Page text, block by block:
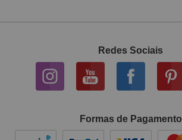
Redes Sociais
Formas de Pagamento